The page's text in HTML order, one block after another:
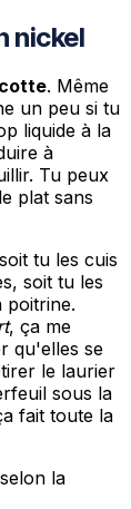
nickel
. Même
un peu si tu
liquide à la
à
Tu peux
plat sans
tu les cuis
soit tu les
poitrine.
, ça me
qu'elles se
le laurier
sous la
fait toute la
selon la